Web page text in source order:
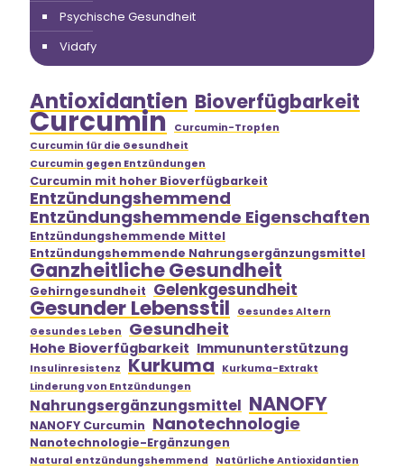
Psychische Gesundheit
Vidafy
Antioxidantien Bioverfügbarkeit
Curcumin Curcumin-Tropfen
Curcumin für die Gesundheit
Curcumin gegen Entzündungen
Curcumin mit hoher Bioverfügbarkeit
Entzündungshemmend
Entzündungshemmende Eigenschaften
Entzündungshemmende Mittel
Entzündungshemmende Nahrungsergänzungsmittel
Ganzheitliche Gesundheit
Gehirngesundheit Gelenkgesundheit
Gesunder Lebensstil
Gesundes Altern
Gesundes Leben
Gesundheit
Hohe Bioverfügbarkeit Immununterstützung
Insulinresistenz Kurkuma
Kurkuma-Extrakt
Linderung von Entzündungen
Nahrungsergänzungsmittel NANOFY
NANOFY Curcumin Nanotechnologie
Nanotechnologie-Ergänzungen
Natural entzündungshemmend
Natürliche Antioxidantien